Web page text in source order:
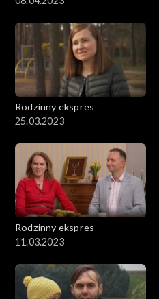
Rodzinny ekspres
25.03.2023
Rodzinny ekspres
11.03.2023